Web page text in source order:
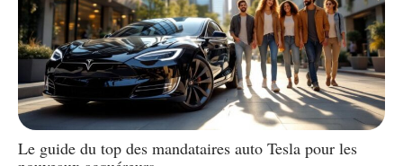
Le guide du top des mandataires auto Tesla pour les